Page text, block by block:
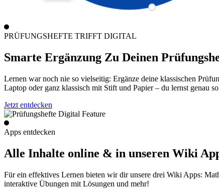
PRÜFUNGSHEFTE TRIFFT DIGITAL
Smarte Ergänzung Zu Deinen
Lernen war noch nie so vielseitig: Ergänze deine klassischen
Laptop oder ganz klassisch mit Stift und Papier – du lernst genau
Jetzt entdecken
Apps entdecken
Alle Inhalte online & in unseren Wiki
Für ein effektives Lernen bieten wir dir unsere drei Wiki Apps:
interaktive Übungen mit Lösungen und mehr!